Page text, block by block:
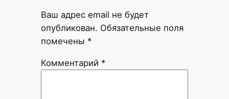
Ваш адрес email не будет
опубликован. Обязательные поля
помечены *
Комментарий *